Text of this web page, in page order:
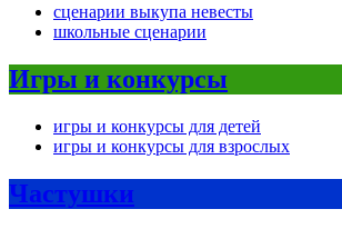
сценарии выкупа невесты
школьные сценарии
Игры и конкурсы
игры и конкурсы для детей
игры и конкурсы для взрослых
Частушки